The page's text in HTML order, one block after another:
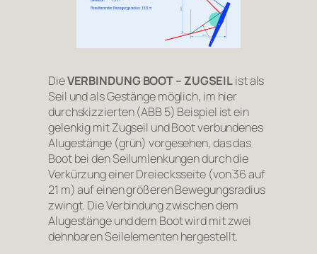
DieVERBINDUNG BOOT – ZUGSEIList als
Seil und als Gestänge möglich, im hier
durchskizzierten (ABB 5) Beispiel ist ein
gelenkig mit Zugseil und Boot verbundenes
Alugestänge (grün) vorgesehen, das das
Boot bei den Seilumlenkungen durch die
Verkürzung einer Dreiecksseite (von 36 auf
21 m) auf einen größeren Bewegungsradius
zwingt. Die Verbindung zwischen dem
Alugestänge und dem Boot wird mit zwei
dehnbaren Seilelementen hergestellt.